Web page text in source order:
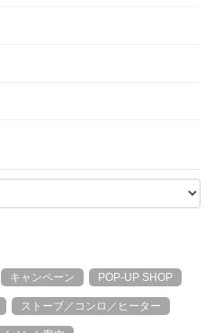
キャンペーン POP-UP SHOP
ストーブ／コンロ／ヒーター